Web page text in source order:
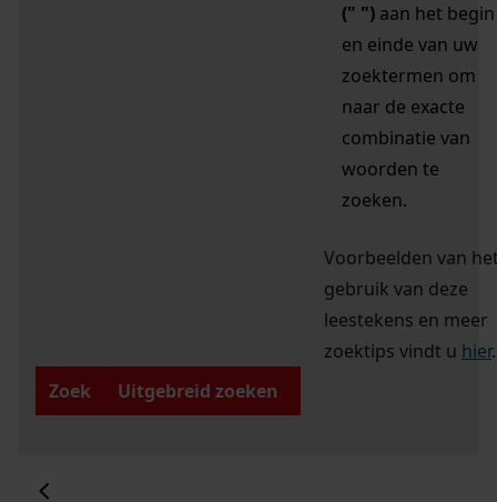
(" ") aan het begin
en einde van uw
zoektermen om
naar de exacte
combinatie van
woorden te
zoeken.
Voorbeelden van
gebruik van deze
leestekens en meer
zoektips vindt u hier.
Zoek
Uitgebreid zoeken